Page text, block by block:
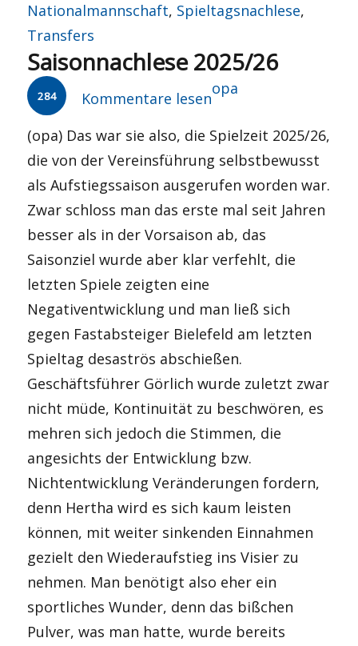
Nationalmannschaft, Spieltagsnachlese,
Transfers
Saisonnachlese 2025/26
284 Kommentare lesen
Autor
opa
(opa) Das war sie also, die Spielzeit 2025/26,
die von der Vereinsführung selbstbewusst
als Aufstiegssaison ausgerufen worden war.
Zwar schloss man das erste mal seit Jahren
besser als in der Vorsaison ab, das
Saisonziel wurde aber klar verfehlt, die
letzten Spiele zeigten eine
Negativentwicklung und man ließ sich
gegen Fastabsteiger Bielefeld am letzten
Spieltag desaströs abschießen.
Geschäftsführer Görlich wurde zuletzt zwar
nicht müde, Kontinuität zu beschwören, es
mehren sich jedoch die Stimmen, die
angesichts der Entwicklung bzw.
Nichtentwicklung Veränderungen fordern,
denn Hertha wird es sich kaum leisten
können, mit weiter sinkenden Einnahmen
gezielt den Wiederaufstieg ins Visier zu
nehmen. Man benötigt also eher ein
sportliches Wunder, denn das bißchen
Pulver, was man hatte, wurde bereits